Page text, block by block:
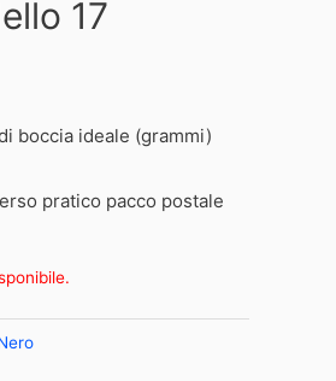
17
boccia ideale (grammi)
pratico pacco postale